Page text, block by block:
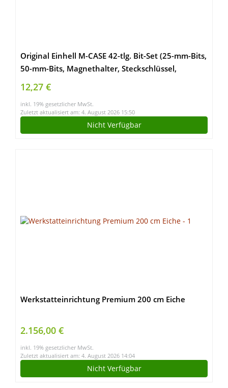
Original Einhell M-CASE 42-tlg. Bit-Set (25-mm-Bits,
50-mm-Bits, Magnethalter, Steckschlüssel,
Schnellwechselbithalter inkl. Aufbewahrungsbox)
12,27 €
inkl. 19% gesetzlicher MwSt.
Zuletzt aktualisiert am: 4. August 2026 15:50
Nicht Verfügbar
Werkstatteinrichtung Premium 200 cm Eiche
2.156,00 €
inkl. 19% gesetzlicher MwSt.
Zuletzt aktualisiert am: 4. August 2026 14:04
Nicht Verfügbar